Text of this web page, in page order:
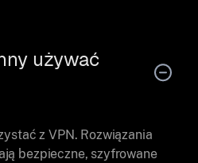
używać
z VPN. Rozwiązania
bezpieczne, szyfrowane